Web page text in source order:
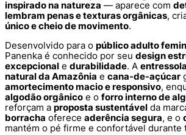
inspirado na natureza — aparece com
lembram penas e texturas orgânicas,
único e cheio de movimento.
Desenvolvido para o público adulto
Panenka é conhecido por seu design
excepcional e durabilidade. A
natural da Amazônia e cana-de-açúcar
amortecimento macio e responsivo,
algodão orgânico e o forro interno de
reforçam a proposta sustentável da
borracha oferece aderência segura, e o
mantém o pé firme e confortável durante